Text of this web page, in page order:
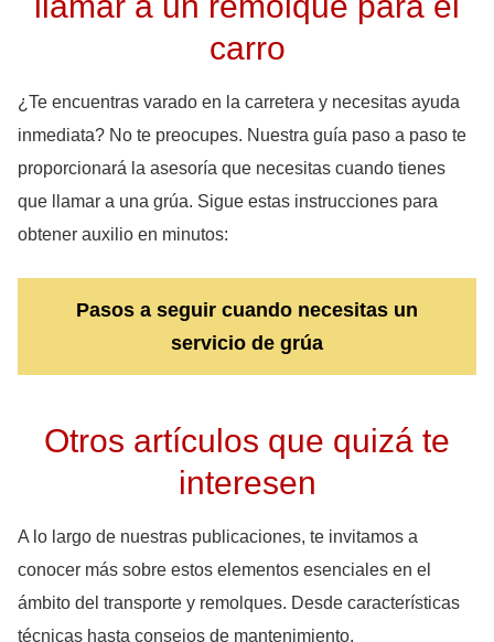
carro
¿Te encuentras varado en la carretera y necesitas ayuda
inmediata? No te preocupes. Nuestra guía paso a paso te
proporcionará la asesoría que necesitas cuando tienes
que llamar a una grúa. Sigue estas instrucciones para
obtener auxilio en minutos:
Pasos a seguir cuando necesitas un
servicio de grúa
Otros artículos que quizá te
interesen
A lo largo de nuestras publicaciones, te invitamos a
conocer más sobre estos elementos esenciales en el
ámbito del transporte y remolques. Desde características
técnicas hasta consejos de mantenimiento.